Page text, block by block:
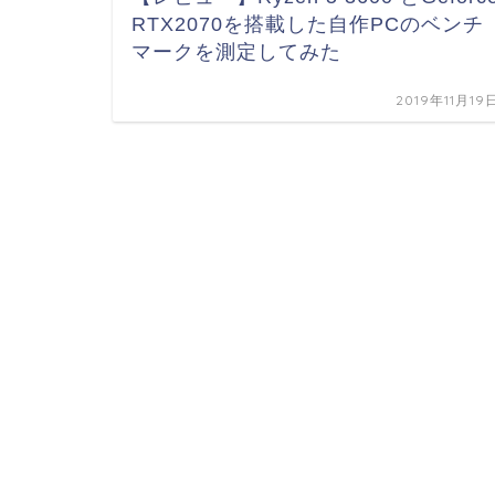
RTX2070を搭載した自作PCのベンチ
マークを測定してみた
2019年11月19